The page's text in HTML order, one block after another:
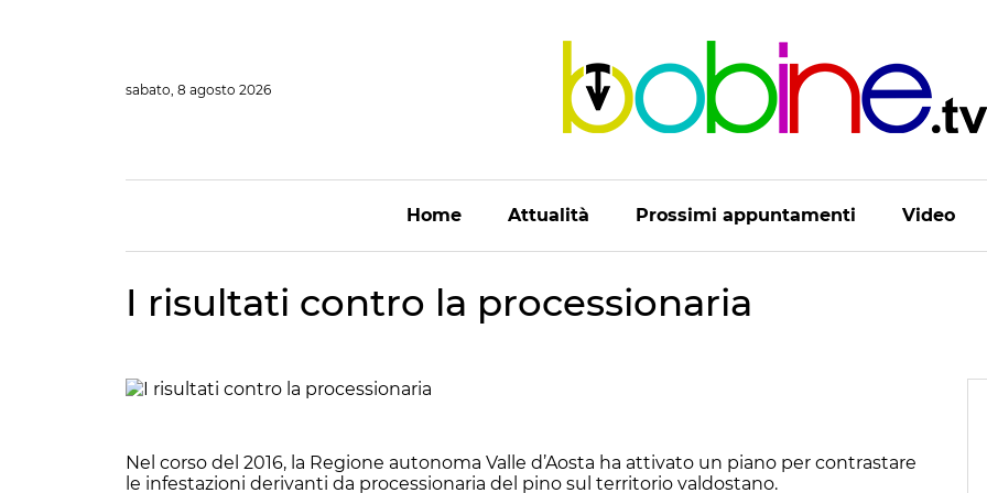
sabato, 8 agosto 2026
Home Attualità Prossimi appuntamenti Video
I risultati contro la processionaria
Nel corso del 2016, la Regione autonoma Valle d’Aosta ha attivato un piano per contrastare
le infestazioni derivanti da processionaria del pino sul territorio valdostano.